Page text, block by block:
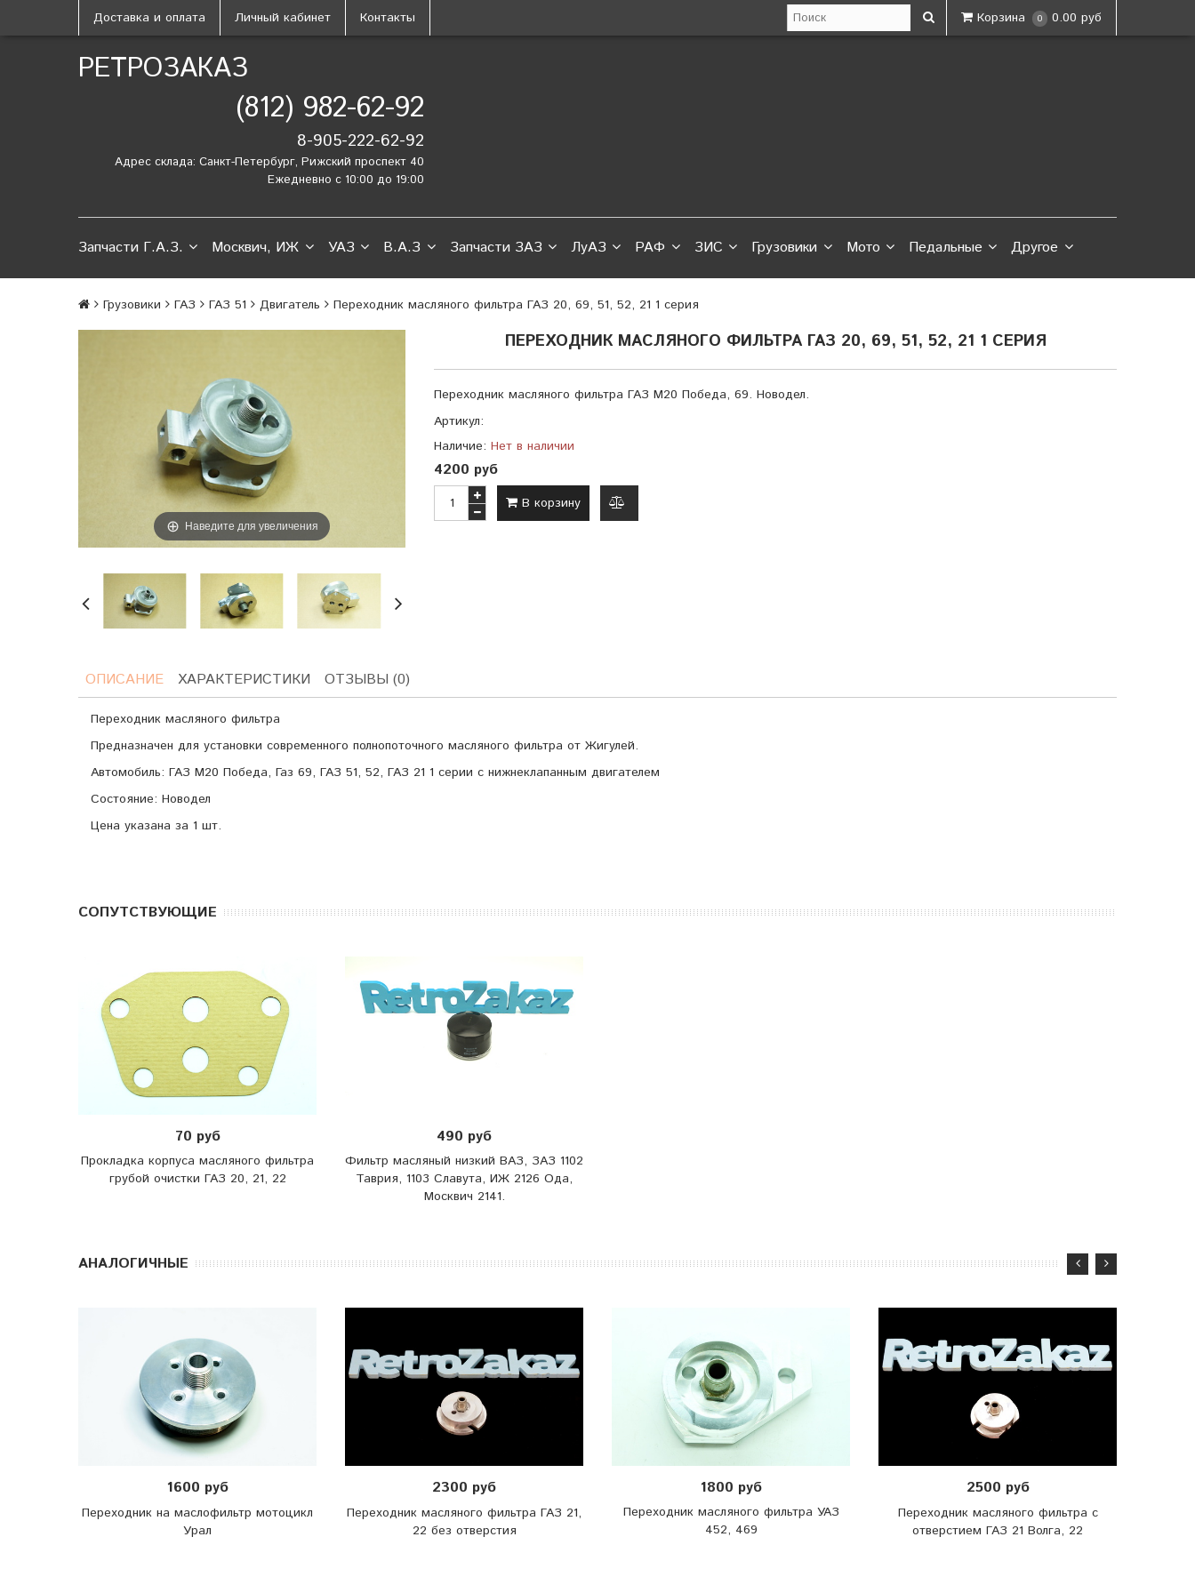
Доставка и оплата Личный кабинет Контакты Корзина 0 0.00 руб
РЕТРОЗАКАЗ
(812) 982-62-92
8-905-222-62-92
Адрес склада: Санкт-Петербург, Рижский проспект 40
Ежедневно с 10:00 до 19:00
Запчасти Г.А.З. Москвич, ИЖ УАЗ В.А.З Запчасти ЗАЗ ЛуАЗ РАФ ЗИС Грузовики Мото Педальные Другое
Грузовики ГАЗ ГАЗ 51 Двигатель Переходник масляного фильтра ГАЗ 20, 69, 51, 52, 21 1 серия
Наведите для увеличения
ПЕРЕХОДНИК МАСЛЯНОГО ФИЛЬТРА ГАЗ 20, 69, 51, 52, 21 1 СЕРИЯ
Переходник масляного фильтра ГАЗ М20 Победа, 69. Новодел.
Артикул:
Наличие: Нет в наличии
4200 руб
В корзину
ОПИСАНИЕ ХАРАКТЕРИСТИКИ ОТЗЫВЫ (0)
Переходник масляного фильтра
Предназначен для установки современного полнопоточного масляного фильтра от Жигулей.
Автомобиль: ГАЗ М20 Победа, Газ 69, ГАЗ 51, 52, ГАЗ 21 1 серии с нижнеклапанным двигателем
Состояние: Новодел
Цена указана за 1 шт.
CОПУТСТВУЮЩИЕ
70 руб
Прокладка корпуса масляного фильтра
грубой очистки ГАЗ 20, 21, 22
490 руб
Фильтр масляный низкий ВАЗ, ЗАЗ 1102
Таврия, 1103 Славута, ИЖ 2126 Ода,
Москвич 2141.
АНАЛОГИЧНЫЕ
1600 руб
Переходник на маслофильтр мотоцикл
Урал
2300 руб
Переходник масляного фильтра ГАЗ 21,
22 без отверстия
1800 руб
Переходник масляного фильтра УАЗ
452, 469
2500 руб
Переходник масляного фильтра с
отверстием ГАЗ 21 Волга, 22